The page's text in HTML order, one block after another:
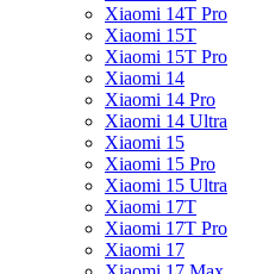
Xiaomi 14T Pro
Xiaomi 15T
Xiaomi 15T Pro
Xiaomi 14
Xiaomi 14 Pro
Xiaomi 14 Ultra
Xiaomi 15
Xiaomi 15 Pro
Xiaomi 15 Ultra
Xiaomi 17T
Xiaomi 17T Pro
Xiaomi 17